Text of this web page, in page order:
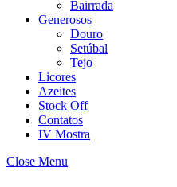
Bairrada
Generosos
Douro
Setúbal
Tejo
Licores
Azeites
Stock Off
Contatos
IV Mostra
Close Menu